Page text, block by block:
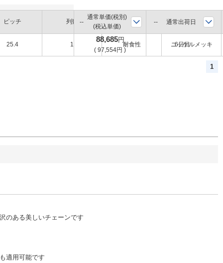
ピッチ 列数 環境 表面処理
25.4 1 耐食性 ニッケルメッキ
通常単価(税別)
(税込単価)
通常出荷日
88,685円
( 97,554円 )
6日目
1
のある美しいチェーンです
適用可能です